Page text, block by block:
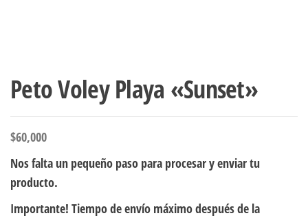
Peto Voley Playa «Sunset»
$60,000
Nos falta un pequeño paso para procesar y enviar tu
producto.
Importante! Tiempo de envío máximo después de la